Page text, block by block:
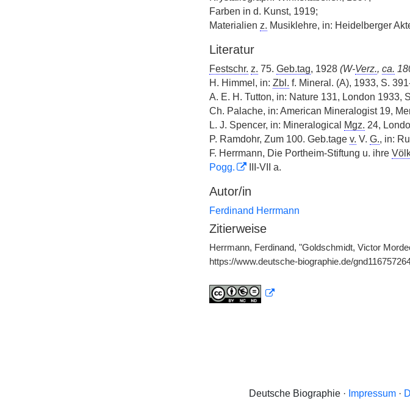
Farben in d. Kunst, 1919;
Materialien z. Musiklehre, in: Heidelberger
Literatur
Festschr. z. 75. Geb.tag, 1928 (W-Verz., ca.
H. Himmel, in: Zbl. f. Mineral. (A), 1933, S.
A. E. H. Tutton, in: Nature 131, London 1933,
Ch. Palache, in: American Mineralogist 19,
L. J. Spencer, in: Mineralogical
Mgz. 24,
P. Ramdohr, Zum 100. Geb.tage v. V. G., in:
F. Herrmann, Die Portheim-Stiftung u. ihre
Pogg.
III-VII a.
Autor/in
Ferdinand Herrmann
Zitierweise
Herrmann, Ferdinand, "Goldschmidt, Victor
https://www.deutsche-biographie.de/
Deutsche Biographie · Impressum ·